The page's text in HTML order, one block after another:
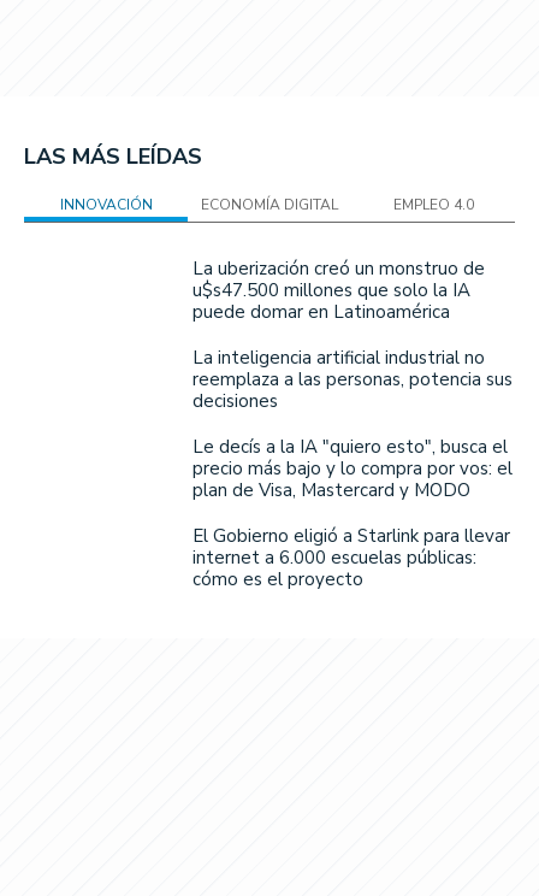
LAS MÁS LEÍDAS
INNOVACIÓN ECONOMÍA DIGITAL EMPLEO 4.0
La uberización creó un monstruo de
u$s47.500 millones que solo la IA
puede domar en Latinoamérica
La inteligencia artificial industrial no
reemplaza a las personas, potencia sus
decisiones
Le decís a la IA "quiero esto", busca el
precio más bajo y lo compra por vos: el
plan de Visa, Mastercard y MODO
El Gobierno eligió a Starlink para llevar
internet a 6.000 escuelas públicas:
cómo es el proyecto